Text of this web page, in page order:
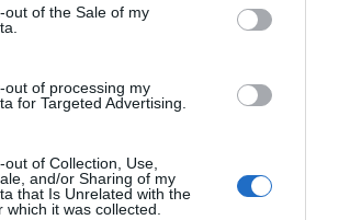
out of the Sale of my
out of processing my
for Targeted Advertising.
of Collection, Use,
and/or Sharing of my
that Is Unrelated with the
which it was collected.
del Club. Això d'executar avals
l'Espanya de 2009.
eleccions
serà important,
serà molt urgent"